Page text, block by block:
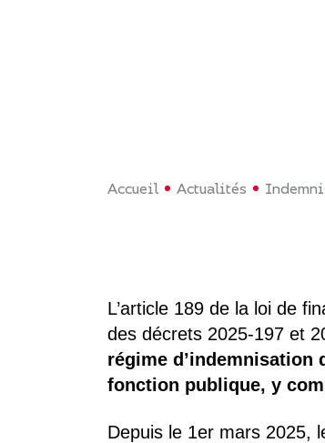
Accueil Actualités
L’article 189 de la loi de
des décrets 2025-197 et
régime d’indemnisation
fonction publique, y
Depuis le 1er mars 2025,